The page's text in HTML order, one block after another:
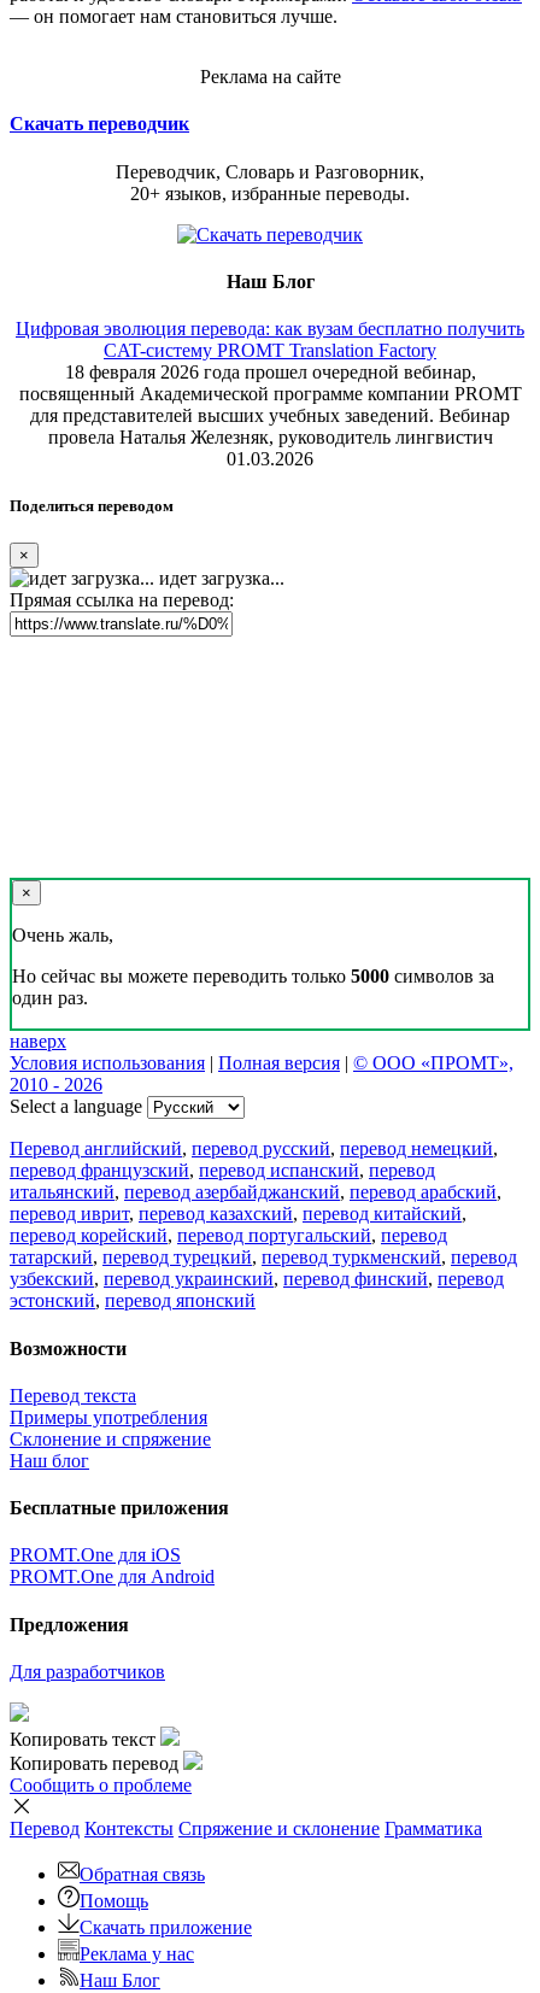
— он помогает нам становиться лучше.
Реклама на сайте
Скачать переводчик
Переводчик, Словарь и Разговорник,
20+ языков, избранные переводы.
Наш Блог
Цифровая эволюция перевода: как вузам бесплатно получить
CAT-систему PROMT Translation Factory
18 февраля 2026 года прошел очередной вебинар,
посвященный Академической программе компании PROMT
для представителей высших учебных заведений. Вебинар
провела Наталья Железняк, руководитель лингвистич
01.03.2026
Поделиться переводом
×
идет загрузка...
Прямая ссылка на перевод:
×
Очень жаль,
Но сейчас вы можете переводить только 5000 символов за
один раз.
наверх
Условия использования | Полная версия | © ООО «ПРОМТ»,
2010 - 2026
Select a language
Перевод английский, перевод русский, перевод немецкий,
перевод французский, перевод испанский, перевод
итальянский, перевод азербайджанский, перевод арабский,
перевод иврит, перевод казахский, перевод китайский,
перевод корейский, перевод португальский, перевод
татарский, перевод турецкий, перевод туркменский, перевод
узбекский, перевод украинский, перевод финский, перевод
эстонский, перевод японский
Возможности
Перевод текста
Примеры употребления
Склонение и спряжение
Наш блог
Бесплатные приложения
PROMT.One для iOS
PROMT.One для Android
Предложения
Для разработчиков
Копировать текст
Копировать перевод
Сообщить о проблеме
Перевод Контексты Спряжение и склонение Грамматика
Обратная связь
Помощь
Скачать приложение
Реклама у нас
Наш Блог